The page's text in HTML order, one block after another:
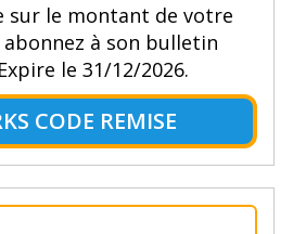
sur le montant de votre
à son bulletin
le 31/12/2026.
CODE REMISE